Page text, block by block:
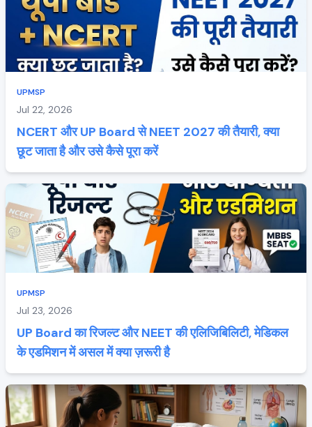
UPMSP
Jul 22, 2026
NCERT और UP Board से NEET 2027 की तैयारी, क्या
छूट जाता है और उसे कैसे पूरा करें
UPMSP
Jul 23, 2026
UP Board का रिजल्ट और NEET की एलिजिबिलिटी, मेडिकल
के एडमिशन में असल में क्या ज़रूरी है